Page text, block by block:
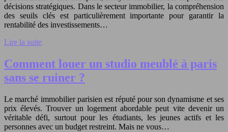
décisions stratégiques. Dans le secteur immobilier, la compréhension
des seuils clés est particulièrement importante pour garantir la
rentabilité des investissements…
Lire la suite
Comment louer un studio meublé à paris
sans se ruiner ?
Le marché immobilier parisien est réputé pour son dynamisme et ses
prix élevés. Trouver un logement abordable peut vite devenir un
véritable défi, surtout pour les étudiants, les jeunes actifs et les
personnes avec un budget restreint. Mais ne vous…